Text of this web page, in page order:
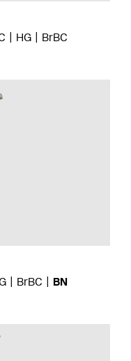
HG BrBC
BrBC BN